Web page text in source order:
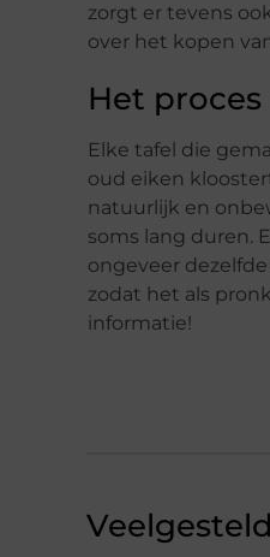
zorgt er tevens
over het kopen
Het proces
Elke tafel die
oud eiken
natuurlijk en
soms lang duren.
ongeveer
zodat het als
informatie!